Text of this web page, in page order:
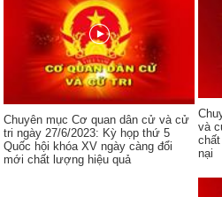
Chuyên mục Cơ quan dân cử và cử
tri ngày 27/6/2023: Kỳ họp thứ 5
Quốc hội khóa XV ngày càng đổi
mới chất lượng hiệu quả
và
nại